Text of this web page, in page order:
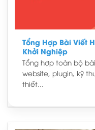
Tổng Hợp Bài Viết
Khởi Nghiệp
Tổng hợp toàn bộ
website, plugin, kỹ
thiết...